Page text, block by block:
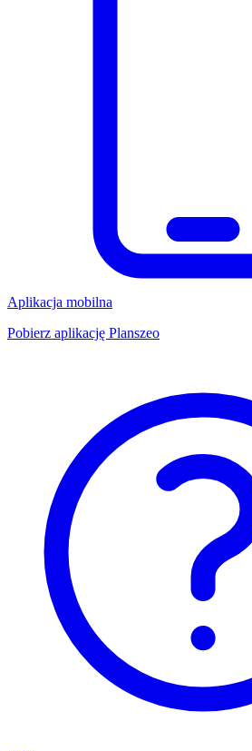
Aplikacja mobilna
Pobierz aplikację Planszeo